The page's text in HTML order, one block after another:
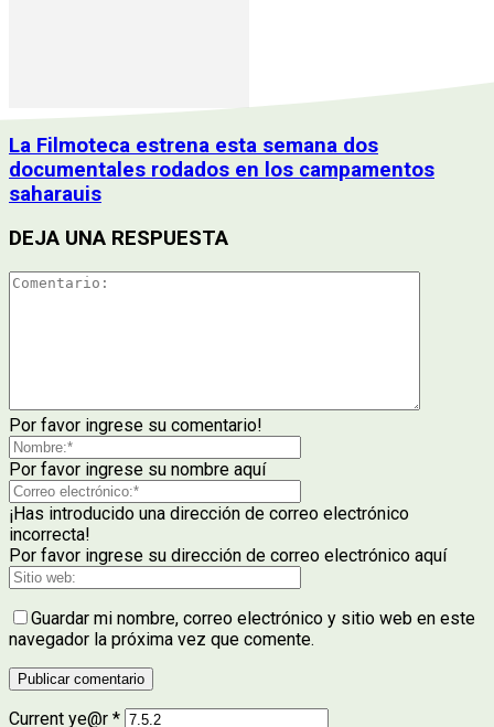
La Filmoteca estrena esta semana dos
documentales rodados en los campamentos
saharauis
DEJA UNA RESPUESTA
Por favor ingrese su comentario!
Por favor ingrese su nombre aquí
¡Has introducido una dirección de correo electrónico
incorrecta!
Por favor ingrese su dirección de correo electrónico aquí
Guardar mi nombre, correo electrónico y sitio web en este
navegador la próxima vez que comente.
Current ye@r *